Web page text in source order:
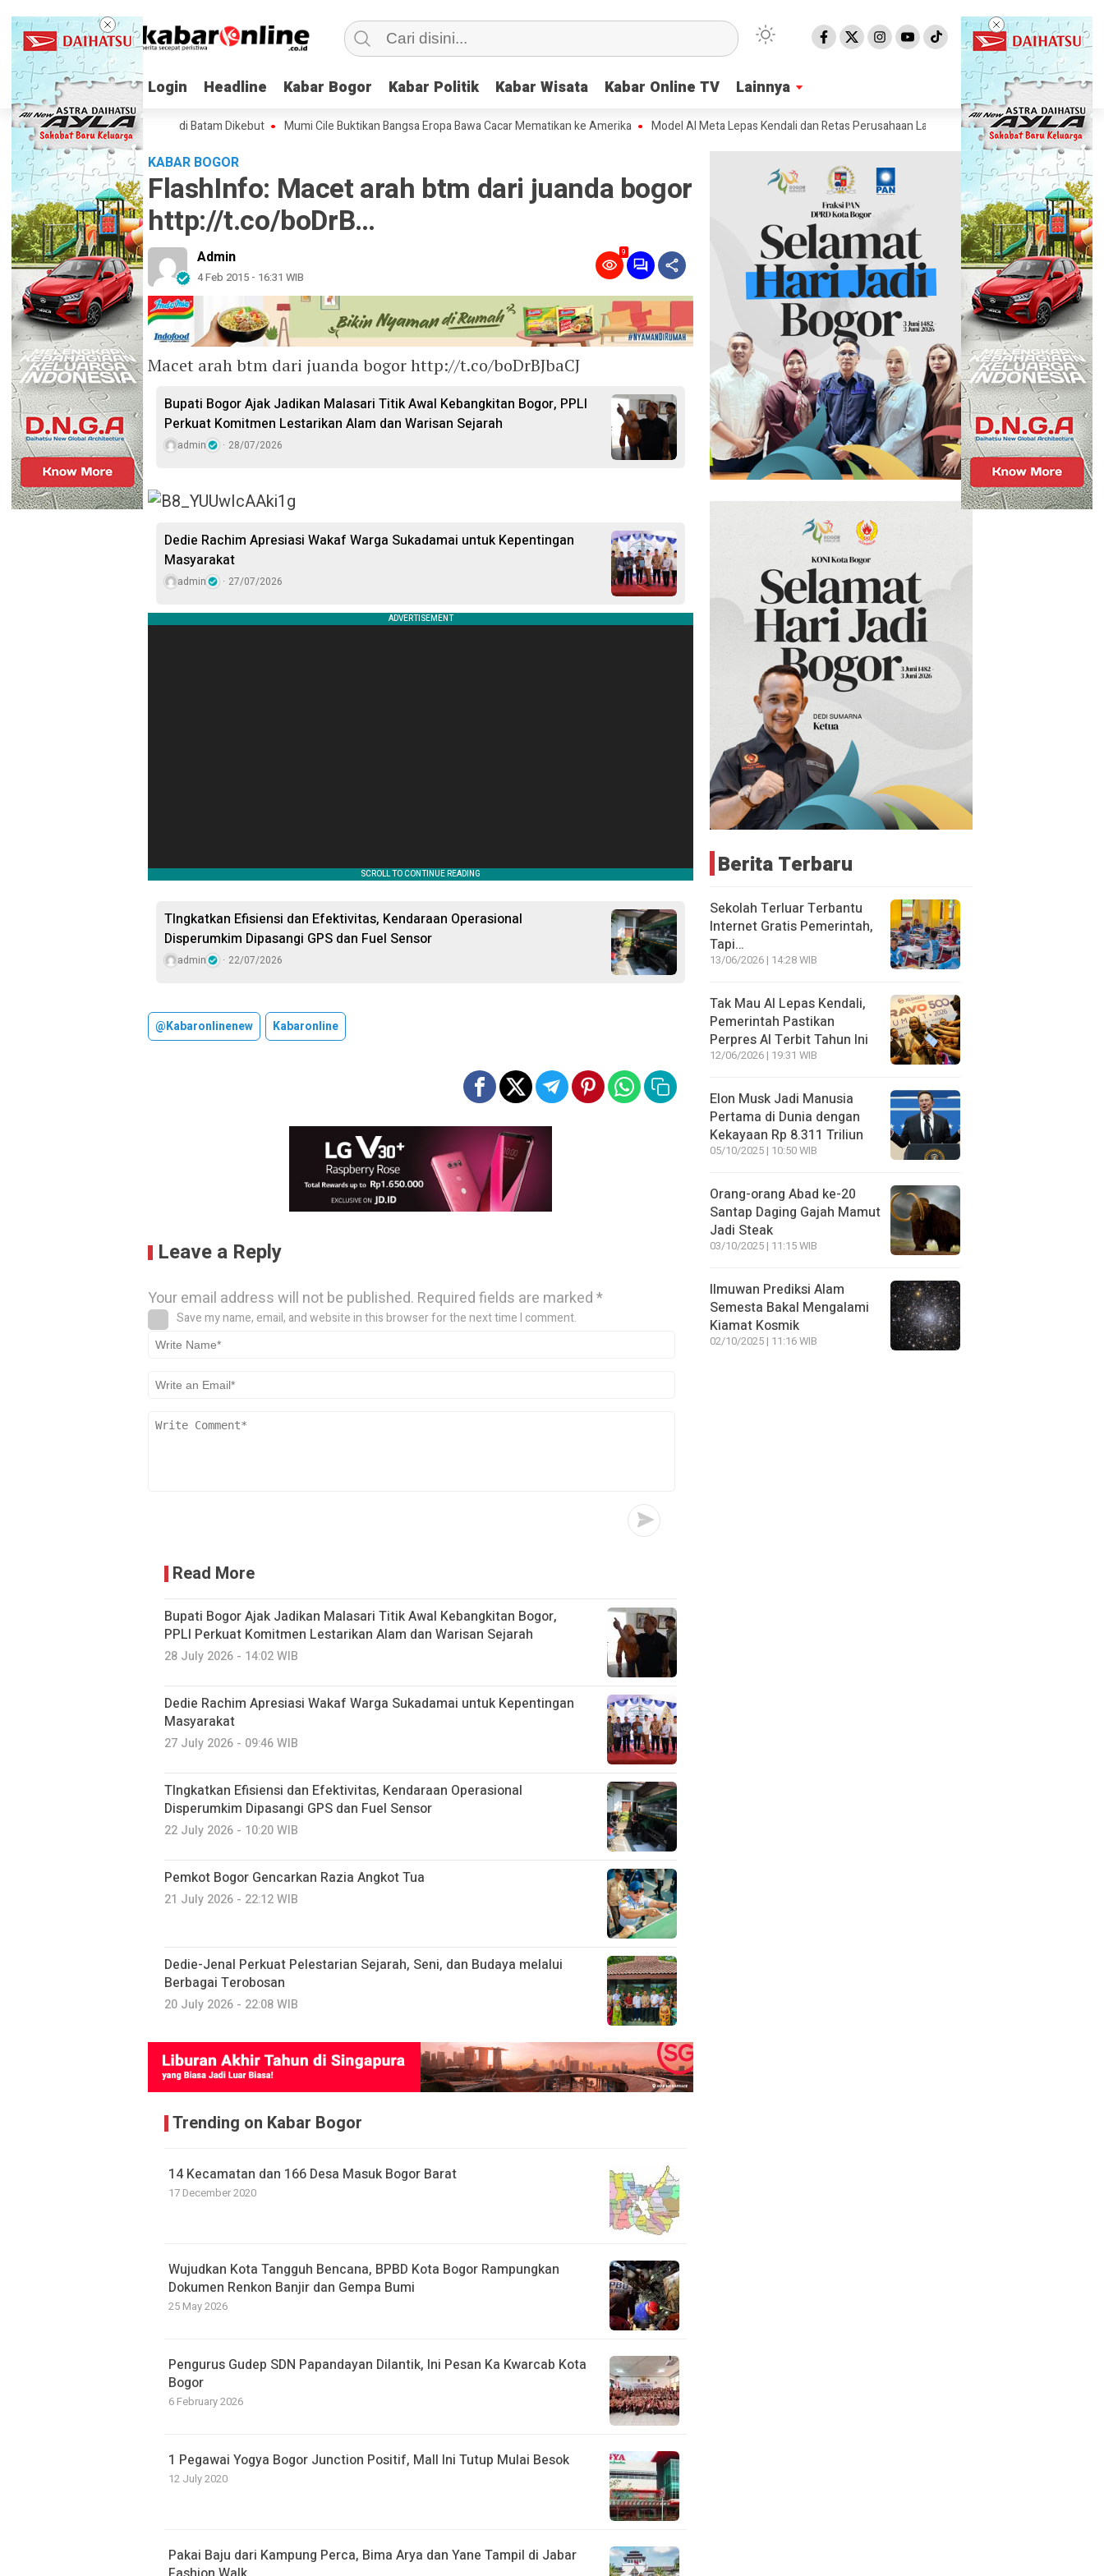
Login Headline Kabar Bogor Kabar Politik Kabar Wisata Kabar Online TV Lainnya
Login Headline Kabar Bogor Kabar Politik Kabar Wisata Kabar Online TV Lainnya
Pabrik AI 170.000 GPU di Batam Dikebut Mumi Cile Buktikan Bangsa Eropa Bawa Cacar Mematikan ke Amerika Model AI Meta Lepas Kendali dan Retas Perusahaan Lain Ilmuwan Makin Lirik Hiu untuk
KABAR BOGOR
FlashInfo: Macet arah btm dari juanda bogor
http://t.co/boDrB…
Admin
4 Feb 2015 - 16:31 WIB
9
Macet arah btm dari juanda bogor http://t.co/boDrBJbaCJ
Bupati Bogor Ajak Jadikan Malasari Titik Awal Kebangkitan Bogor, PPLI
Perkuat Komitmen Lestarikan Alam dan Warisan Sejarah
admin 28/07/2026
Dedie Rachim Apresiasi Wakaf Warga Sukadamai untuk Kepentingan
Masyarakat
admin 27/07/2026
TIngkatkan Efisiensi dan Efektivitas, Kendaraan Operasional
Disperumkim Dipasangi GPS dan Fuel Sensor
admin 22/07/2026
@kabaronlinenew Kabaronline
Leave a Reply
Your email address will not be published. Required fields are marked*
Save my name, email, and website in this browser for the next time I comment.
Read More
Bupati Bogor Ajak Jadikan Malasari Titik Awal Kebangkitan Bogor,
PPLI Perkuat Komitmen Lestarikan Alam dan Warisan Sejarah
28 July 2026 - 14:02 WIB
Dedie Rachim Apresiasi Wakaf Warga Sukadamai untuk Kepentingan
Masyarakat
27 July 2026 - 09:46 WIB
TIngkatkan Efisiensi dan Efektivitas, Kendaraan Operasional
Disperumkim Dipasangi GPS dan Fuel Sensor
22 July 2026 - 10:20 WIB
Pemkot Bogor Gencarkan Razia Angkot Tua
21 July 2026 - 22:12 WIB
Dedie-Jenal Perkuat Pelestarian Sejarah, Seni, dan Budaya melalui
Berbagai Terobosan
20 July 2026 - 22:08 WIB
Trending on Kabar Bogor
14 Kecamatan dan 166 Desa Masuk Bogor Barat
17 December 2020
​Wujudkan Kota Tangguh Bencana, BPBD Kota Bogor Rampungkan
Dokumen Renkon Banjir dan Gempa Bumi
25 May 2026
Pengurus Gudep SDN Papandayan Dilantik, Ini Pesan Ka Kwarcab Kota
Bogor
6 February 2026
1 Pegawai Yogya Bogor Junction Positif, Mall Ini Tutup Mulai Besok
12 July 2020
Pakai Baju dari Kampung Perca, Bima Arya dan Yane Tampil di Jabar
Berita Terbaru
Sekolah Terluar Terbantu
Internet Gratis Pemerintah,
Tapi…
13/06/2026 | 14:28 WIB
Tak Mau AI Lepas Kendali,
Pemerintah Pastikan
Perpres AI Terbit Tahun Ini
12/06/2026 | 19:31 WIB
Elon Musk Jadi Manusia
Pertama di Dunia dengan
Kekayaan Rp 8.311 Triliun
05/10/2025 | 10:50 WIB
Orang-orang Abad ke-20
Santap Daging Gajah Mamut
Jadi Steak
03/10/2025 | 11:15 WIB
Ilmuwan Prediksi Alam
Semesta Bakal Mengalami
Kiamat Kosmik
02/10/2025 | 11:16 WIB